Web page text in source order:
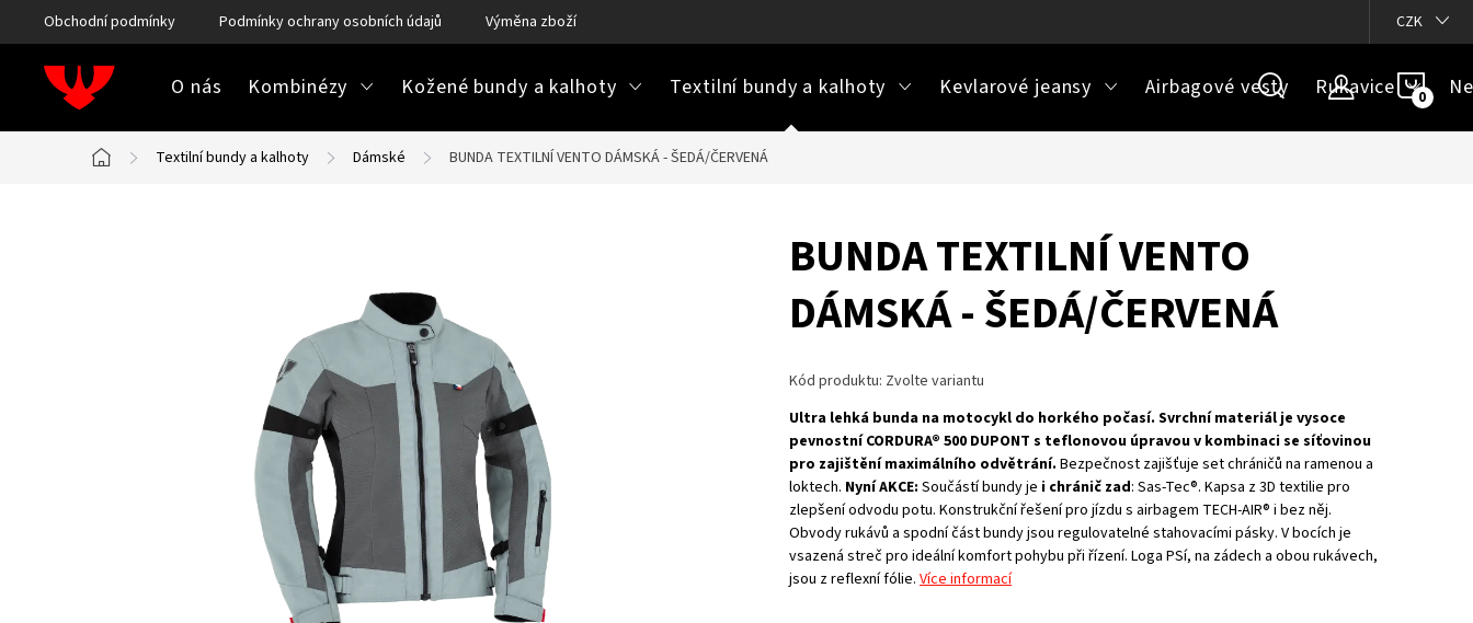
na
obsah
Obchodní podmínky Podmínky ochrany osobních údajů Výměna zboží CZK
O nás Kombinézy Kožené bundy a kalhoty Textilní bundy a kalhoty Kevlarové jeansy Airbagové vesty Rukavice
Domů
Textilní bundy a kalhoty Dámské BUNDA TEXTILNÍ VENTO DÁMSKÁ - ŠEDÁ/ČERVENÁ
BUNDA TEXTILNÍ VENTO
DÁMSKÁ - ŠEDÁ/ČERVENÁ
Kód produktu: Zvolte variantu
Ultra lehká bunda na motocykl do horkého počasí. Svrchní materiál je vysoce
pevnostní CORDURA® 500 DUPONT s teflonovou úpravou v kombinaci se síťovinou
pro zajištění maximálního odvětrání. Bezpečnost zajišťuje set chráničů na ramenou a
loktech. Nyní AKCE: Součástí bundy je i chránič zad: Sas-Tec®. Kapsa z 3D textilie pro
zlepšení odvodu potu. Konstrukční řešení pro jízdu s airbagem TECH-AIR® i bez něj.
Obvody rukávů a spodní část bundy jsou regulovatelné stahovacími pásky. V bocích je
vsazená streč pro ideální komfort pohybu při řízení. Loga PSí, na zádech a obou rukávech,
jsou z reflexní fólie. Více informací